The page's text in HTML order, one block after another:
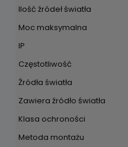
Ilość źródeł światła
Moc maksymalna
IP
Częstotliwość
Źródła światła
Zawiera źródło światła
Klasa ochroności
Metoda montażu